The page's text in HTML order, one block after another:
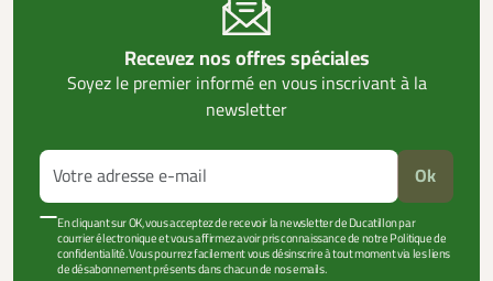
Recevez nos offres spéciales
Soyez le premier informé en vous inscrivant à la
newsletter
Ok
En cliquant sur OK, vous acceptez de recevoir la newsletter de Ducatillon par
courrier électronique et vous affirmez avoir pris connaissance de notre Politique de
confidentialité. Vous pourrez facilement vous désinscrire à tout moment via les liens
de désabonnement présents dans chacun de nos emails.